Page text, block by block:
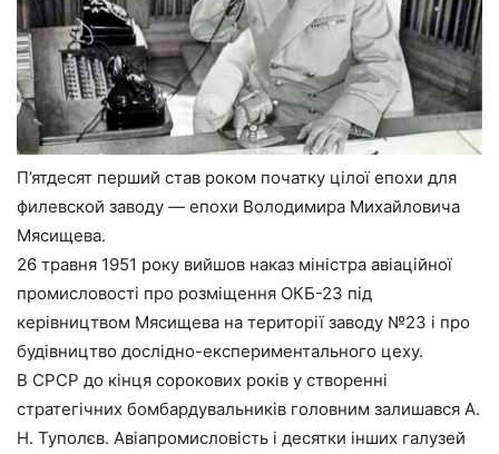
П’ятдесят перший став роком початку цілої епохи для
филевской заводу — епохи Володимира Михайловича
Мясищева.
26 травня 1951 року вийшов наказ міністра авіаційної
промисловості про розміщення ОКБ-23 під
керівництвом Мясищева на території заводу №23 і про
будівництво дослідно-експериментального цеху.
В СРСР до кінця сорокових років у створенні
стратегічних бомбардувальників головним залишався А.
Н. Туполєв. Авіапромисловість і десятки інших галузей